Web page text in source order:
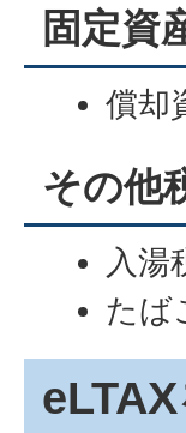
固定資
償却
その他
入湯
たば